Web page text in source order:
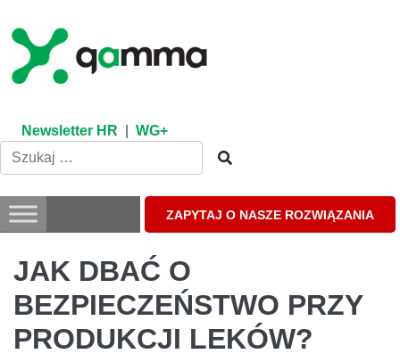
content
Newsletter HR WG+
ZAPYTAJ O NASZE ROZWIĄZANIA
JAK DBAĆ O
BEZPIECZEŃSTWO PRZY
PRODUKCJI LEKÓW?